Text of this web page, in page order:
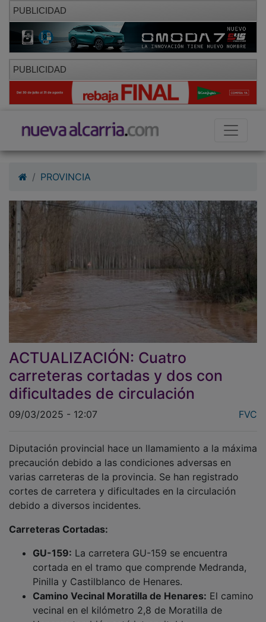
PUBLICIDAD
PUBLICIDAD
ACTUALIZACIÓN: Cuatro
carreteras cortadas y dos con
dificultades de circulación
precaución debido a las condiciones adversas en
varias carreteras de la provincia. Se han registrado
cortes de carretera y dificultades en la circulación
debido a diversos incidentes.
cortada en el tramo que comprende Medranda,
Pinilla y Castilblanco de Henares.
Camino Vecinal Moratilla de Henares:
vecinal en el kilómetro 2,8 de Moratilla de
Henares también está intransitable.